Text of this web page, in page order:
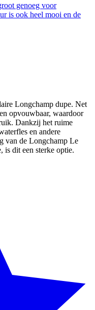
genoeg voor
is ook heel mooi en de
Longchamp dupe. Net
opvouwbaar, waardoor
Dankzij het ruime
en andere
van de Longchamp Le
is dit een sterke optie.